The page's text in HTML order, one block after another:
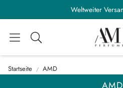
Suche
Startseite AMD